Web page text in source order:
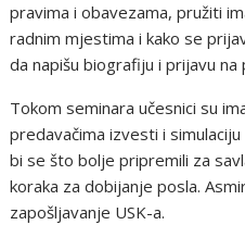
pravima i obavezama, pružiti
radnim mjestima i kako se
da napišu biografiju i prijavu na
Tokom seminara učesnici su
predavačima izvesti i
bi se što bolje pripremili za
koraka za dobijanje posla.
zapošljavanje USK-a.